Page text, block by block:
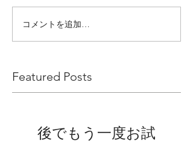
コメントを追加…
Featured Posts
後でもう一度お試